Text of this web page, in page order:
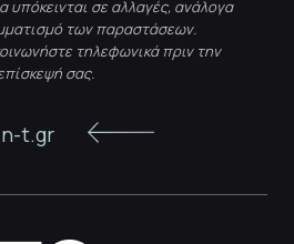
σε αλλαγές, ανάλογα
των παραστάσεων.
τηλεφωνικά πριν την
σας.
t.gr